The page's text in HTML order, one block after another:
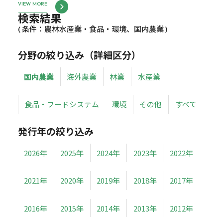
VIEW MORE
検索結果
( 条件：農林水産業・食品・環境、国内農業 )
分野の絞り込み（詳細区分）
国内農業 海外農業 林業 水産業
食品・フードシステム 環境 その他 すべて
発行年の絞り込み
2026年 2025年 2024年 2023年 2022年
2021年 2020年 2019年 2018年 2017年
2016年 2015年 2014年 2013年 2012年